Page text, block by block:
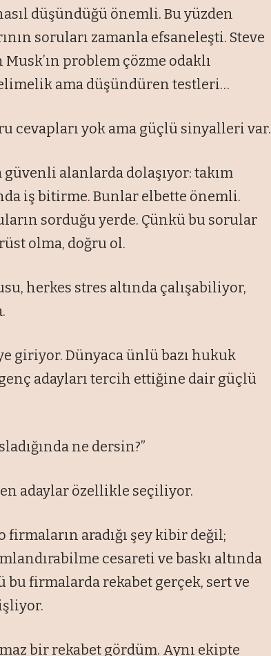
düşündüğü önemli. Bu yüzden
soruları zamanla efsaneleşti. Steve
problem çözme odaklı
ama düşündüren testleri…
cevapları yok ama güçlü sinyalleri var.
alanlarda dolaşıyor: takım
iş bitirme. Bunlar elbette önemli.
sorduğu yerde. Çünkü bu sorular
olma, doğru ol.
herkes stres altında çalışabiliyor,
giriyor. Dünyaca ünlü bazı hukuk
adayları tercih ettiğine dair güçlü
ne dersin?”
adaylar özellikle seçiliyor.
aradığı şey kibir değil;
cesareti ve baskı altında
bu firmalarda rekabet gerçek, sert ve
bir rekabet gördüm. Aynı ekipte